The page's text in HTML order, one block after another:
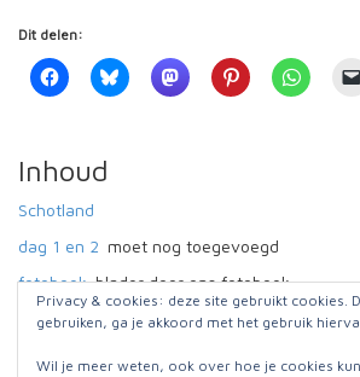
Dit delen:
Inhoud
Schotland
dag 1 en 2 moet nog toegevoegd
fotoboek blader door ons fotoboek
Privacy & cookies: deze site gebruikt cookies.
gebruiken, ga je akkoord met het gebruik
Wil je meer weten, ook over hoe je cookies